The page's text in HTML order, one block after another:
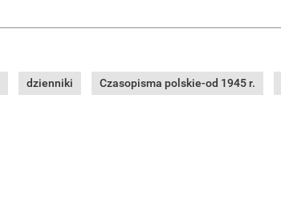
dzienniki Czasopisma polskie-od 1945 r.